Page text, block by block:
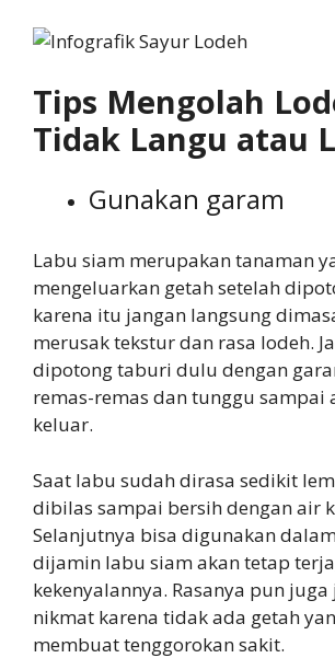
Tips Mengolah
Tidak Langu atau
Gunakan garam
Labu siam merupakan tanaman
mengeluarkan getah setelah
karena itu jangan langsung
merusak tekstur dan rasa lodeh.
dipotong taburi dulu dengan
remas-remas dan tunggu sampai
keluar.
Saat labu sudah dirasa sedikit
dibilas sampai bersih dengan air
Selanjutnya bisa digunakan
dijamin labu siam akan tetap
kekenyalannya. Rasanya pun
nikmat karena tidak ada getah
membuat tenggorokan sakit.